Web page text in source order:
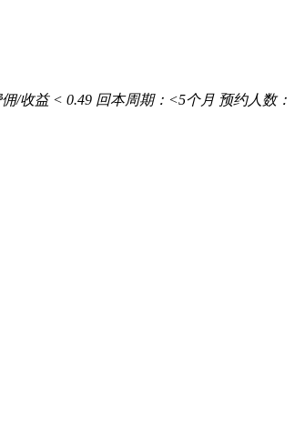
佣/收益 < 0.49 回本周期： <5个月 预约人数：